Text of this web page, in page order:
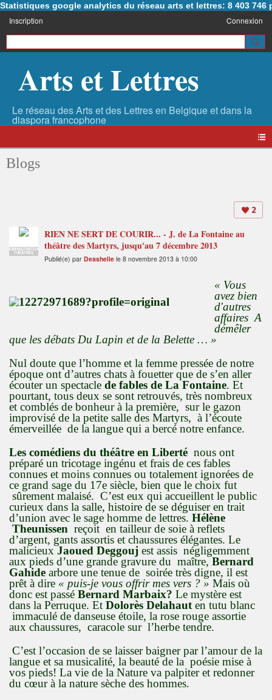
Statistiques google analytics du réseau arts et lettres: 8 403 746
Inscription Connexion
Arts et Lettres
Blogs
2
ADMINISTRATEUR
THÉÂTRES
RIEN NE SERT DE COURIR... - J. de La Fontaine au
théâtre des Martyrs, jusqu'au 7 décembre 2013
Publié(e) par Deashelle le 8 novembre 2013 à 10:00
« Vous
avez bien
d'autres
affaires A
démêler
que les débats Du Lapin et de la Belette … »
Nul doute que l’homme et la femme pressée de notre
époque ont d’autres chats à fouetter que de s’en aller
écouter un spectacle de fables de La Fontaine. Et
pourtant, tous deux se sont retrouvés, très nombreux
et comblés de bonheur à la première, sur le gazon
improvisé de la petite salle des Martyrs, à l’écoute
émerveillée de la langue qui a bercé notre enfance.
Les comédiens du théâtre en Liberté nous ont
préparé un tricotage ingénu et frais de ces fables
connues et moins connues ou totalement ignorées de
ce grand sage du 17e siècle, bien que le choix fut
sûrement malaisé. C’est eux qui accueillent le public
curieux dans la salle, histoire de se déguiser en trait
d’union avec le sage homme de lettres. Hélène
Theunissen reçoit en tailleur de soie à reflets
d’argent, gants assortis et chaussures élégantes. Le
malicieux Jaoued Deggouj est assis négligemment
aux pieds d’une grande gravure du maître, Bernard
Gahide arbore une tenue de soirée très digne, il est
prêt à dire « puis-je vous offrir mes vers ? » Mais où
donc est passé Bernard Marbaix? Le mystère est
dans la Perruque. Et Dolorès Delahauten tutu blanc
immaculé de danseuse étoile, la rose rouge assortie
aux chaussures, caracole sur l’herbe tendre.
C’est l’occasion de se laisser baigner par l’amour de la
langue et sa musicalité, la beauté de la poésie mise à
vos pieds! La vie de la Nature va palpiter et redonner
du cœur à la nature sèche des hommes.